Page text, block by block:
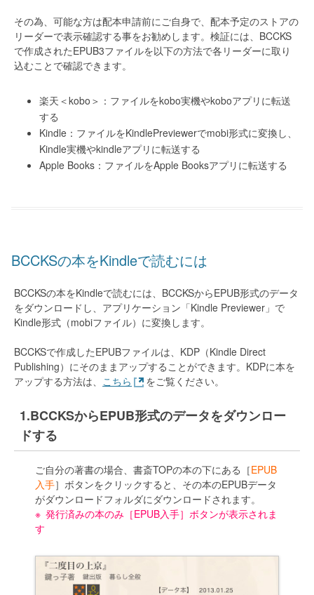
その為、可能な方は配本申請前にご自身で、配本予定のストアの
リーダーで表示確認する事をお勧めします。検証には、BCCKS
で作成されたEPUB3ファイルを以下の方法で各リーダーに取り
込むことで確認できます。
楽天＜kobo＞：ファイルをkobo実機やkoboアプリに転送
する
Kindle：ファイルをKindlePreviewerでmobi形式に変換し、
Kindle実機やkindleアプリに転送する
Apple Books：ファイルをApple Booksアプリに転送する
BCCKSの本をKindleで読むには
BCCKSの本をKindleで読むには、BCCKSからEPUB形式のデータ
をダウンロードし、アプリケーション「Kindle Previewer」で
Kindle形式（mobiファイル）に変換します。
BCCKSで作成したEPUBファイルは、KDP（Kindle Direct
Publishing）にそのままアップすることができます。KDPに本を
アップする方法は、 こちら をご覧ください。
BCCKSからEPUB形式のデータをダウンロー
ドする
ご自分の著書の場合、書斎TOPの本の下にある［EPUB
入手］ボタンをクリックすると、その本のEPUBデータ
がダウンロードフォルダにダウンロードされます。
発行済みの本のみ［EPUB入手］ボタンが表示されま
す